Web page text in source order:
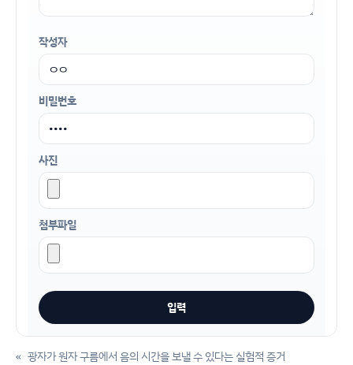
작성자
비밀번호
사진
첨부파일
« 광자가 원자 구름에서 음의 시간을 보낼 수 있다는 실험적 증거